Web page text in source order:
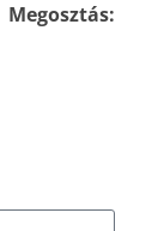
Megosztás: